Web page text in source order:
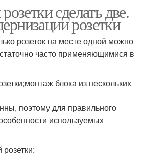
сделать две.
розетки
розеток на месте одной можно
часто применяющимися в
блока из нескольких
поэтому для правильного
используемых